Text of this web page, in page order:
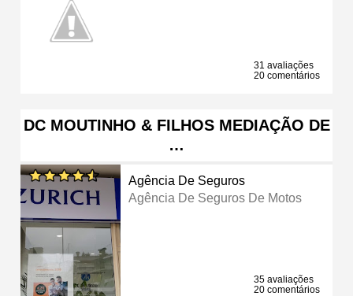
31 avaliações
20 comentários
DC MOUTINHO & FILHOS MEDIAÇÃO DE
…
Agência De Seguros
Agência De Seguros De Motos
35 avaliações
20 comentários